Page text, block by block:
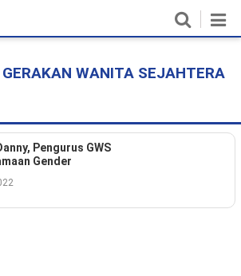
GERAKAN WANITA SEJAHTERA
Pengurus GWS
Gender